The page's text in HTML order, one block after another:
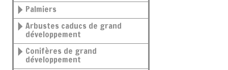
Palmiers
Arbustes caducs de grand
développement
Conifères de grand
développement